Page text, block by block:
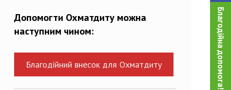
Благодійна допомога!
Допомогти Охматдиту можна
наступним чином:
Благодійний внесок для Охматдиту